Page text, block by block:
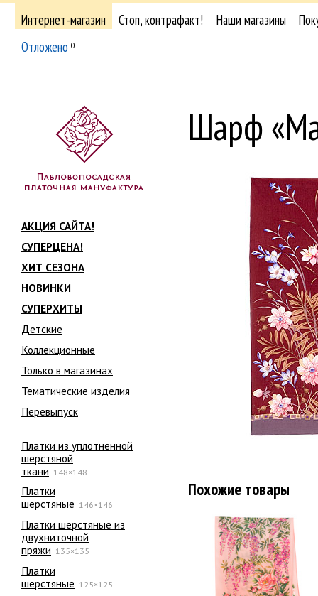
Интернет-магазин Стоп, контрафакт! Наши магазины
Отложено 0
АКЦИЯ САЙТА!
СУПЕРЦЕНА!
ХИТ СЕЗОНА
НОВИНКИ
СУПЕРХИТЫ
Детские
Коллекционные
Только в магазинах
Тематические изделия
Перевыпуск
Платки из уплотненной
шерстяной
ткани 148×148
Платки
шерстяные 146×146
Платки шерстяные из
двухниточной
пряжи 135×135
Платки
шерстяные 125×125
Шарф
Похожие товары